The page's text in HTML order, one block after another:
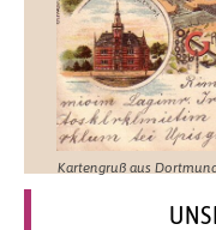
Kartengruß aus